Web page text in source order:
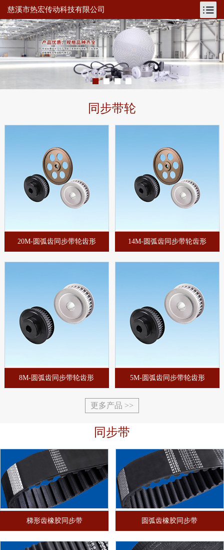
慈溪市热宏传动科技有限公司
同步带轮
20M-圆弧齿同步带轮齿形 14M-圆弧齿同步带轮齿形
8M-圆弧齿同步带轮齿形 5M-圆弧齿同步带轮齿形
更多产品 >>
同步带
梯形齿橡胶同步带 圆弧齿橡胶同步带